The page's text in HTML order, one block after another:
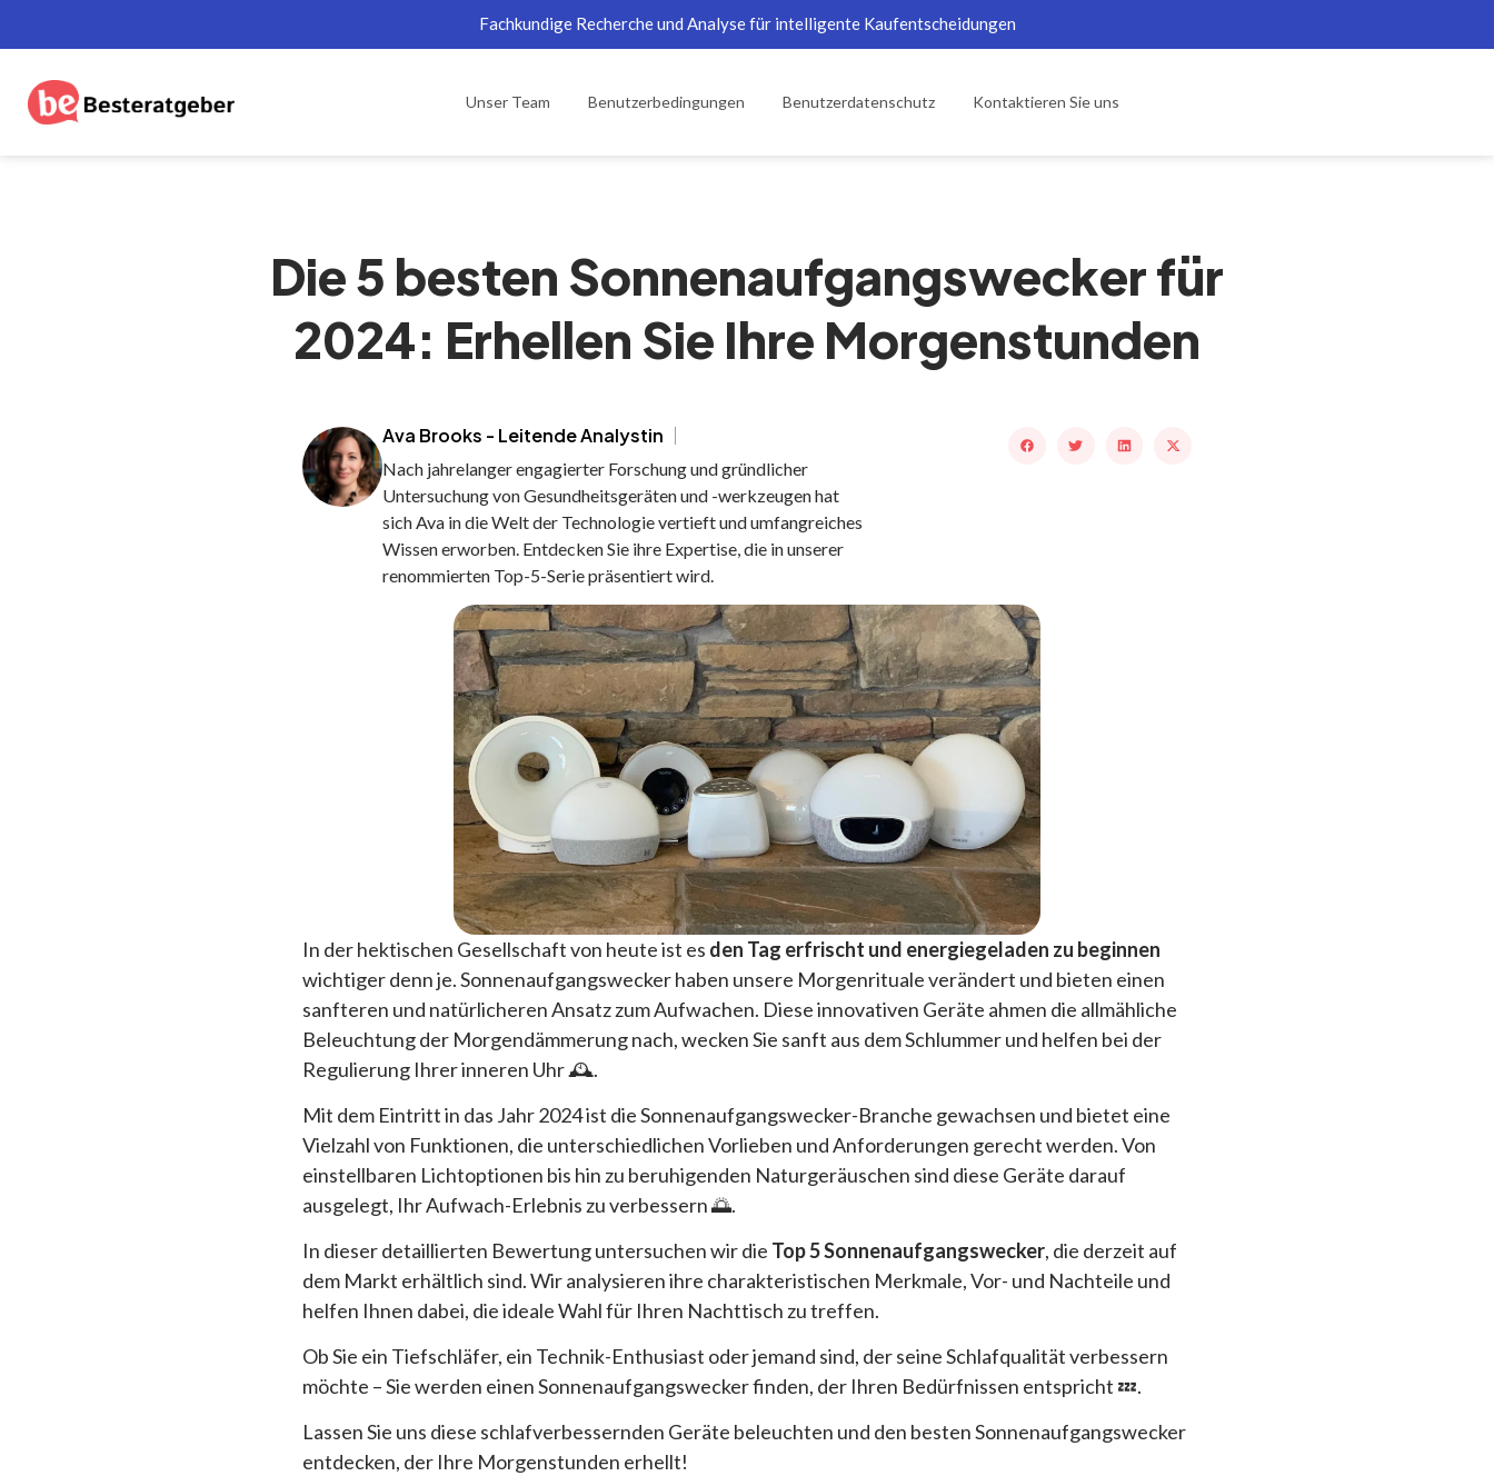
Fachkundige Recherche und Analyse für intelligente Kaufentscheidungen
Unser Team Benutzerbedingungen Benutzerdatenschutz Kontaktieren Sie uns
Die 5 besten Sonnenaufgangswecker für
2024: Erhellen Sie Ihre Morgenstunden
Ava Brooks - Leitende Analystin
Nach jahrelanger engagierter Forschung und gründlicher
Untersuchung von Gesundheitsgeräten und -werkzeugen hat
sich Ava in die Welt der Technologie vertieft und umfangreiches
Wissen erworben. Entdecken Sie ihre Expertise, die in unserer
renommierten Top-5-Serie präsentiert wird.
In der hektischen Gesellschaft von heute ist es den Tag erfrischt und energiegeladen zu beginnen
wichtiger denn je. Sonnenaufgangswecker haben unsere Morgenrituale verändert und bieten einen
sanfteren und natürlicheren Ansatz zum Aufwachen. Diese innovativen Geräte ahmen die allmähliche
Beleuchtung der Morgendämmerung nach, wecken Sie sanft aus dem Schlummer und helfen bei der
Regulierung Ihrer inneren Uhr 🕰️.
Mit dem Eintritt in das Jahr 2024 ist die Sonnenaufgangswecker-Branche gewachsen und bietet eine
Vielzahl von Funktionen, die unterschiedlichen Vorlieben und Anforderungen gerecht werden. Von
einstellbaren Lichtoptionen bis hin zu beruhigenden Naturgeräuschen sind diese Geräte darauf
ausgelegt, Ihr Aufwach-Erlebnis zu verbessern 🌅.
In dieser detaillierten Bewertung untersuchen wir die Top 5 Sonnenaufgangswecker, die derzeit auf
dem Markt erhältlich sind. Wir analysieren ihre charakteristischen Merkmale, Vor- und Nachteile und
helfen Ihnen dabei, die ideale Wahl für Ihren Nachttisch zu treffen.
Ob Sie ein Tiefschläfer, ein Technik-Enthusiast oder jemand sind, der seine Schlafqualität verbessern
möchte – Sie werden einen Sonnenaufgangswecker finden, der Ihren Bedürfnissen entspricht 💤.
Lassen Sie uns diese schlafverbessernden Geräte beleuchten und den besten Sonnenaufgangswecker
entdecken, der Ihre Morgenstunden erhellt!